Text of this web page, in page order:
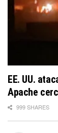
EE. UU.
Apache
999 SHARES